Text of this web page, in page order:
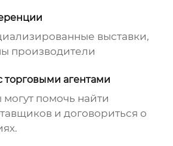
выставки,
производители
торговыми агентами
могут помочь найти
и договориться о